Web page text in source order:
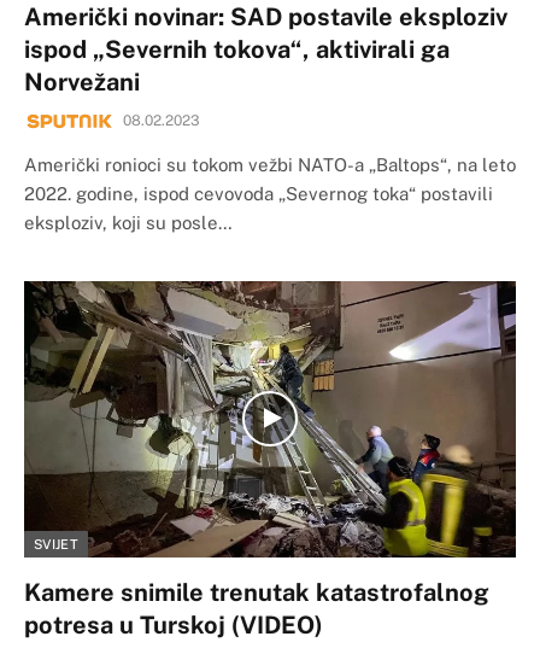
Američki novinar: SAD postavile eksploziv
ispod „Severnih tokova“, aktivirali ga
Norvežani
08.02.2023
Američki ronioci su tokom vežbi NATO-a „Baltops“, na leto
2022. godine, ispod cevovoda „Severnog toka“ postavili
eksploziv, koji su posle…
SVIJET
Kamere snimile trenutak katastrofalnog
potresa u Turskoj (VIDEO)